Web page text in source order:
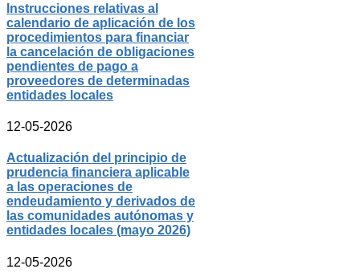
Instrucciones relativas al
calendario de aplicación de los
procedimientos para financiar
la cancelación de obligaciones
pendientes de pago a
proveedores de determinadas
entidades locales
12-05-2026
Actualización del principio de
prudencia financiera aplicable
a las operaciones de
endeudamiento y derivados de
las comunidades autónomas y
entidades locales (mayo 2026)
12-05-2026